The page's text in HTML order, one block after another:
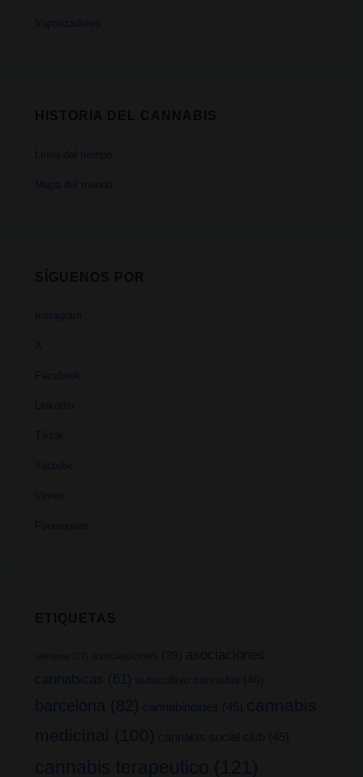
Vaporizadores
Linea del tiempo
Mapa del mundo
Instagram
X
Facebook
Linkedin
Tiktok
Youtube
Vimeo
Foursquare
alemania (27) asociaciones (39)
asociaciones
cannabicas (61) autocultivo cannabis (40)
barcelona (82) cannabinoides (45) cannabis
medicinal (100) cannabis social club (45)
cannabis terapeutico (121)